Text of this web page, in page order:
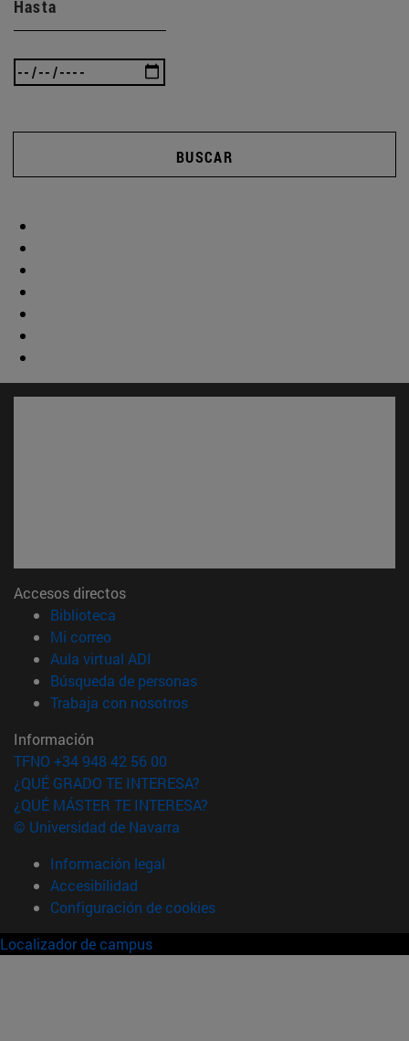
Hasta
BUSCAR
Accesos directos
Biblioteca
Mi correo(abre en nueva ventana)
Aula virtual ADI
Búsqueda de personas(abre en nueva ventana)
Trabaja con nosotros(abre en nueva ventana)
Información
TFNO +34 948 42 56 00
¿QUÉ GRADO TE INTERESA?
¿QUÉ MÁSTER TE INTERESA?
© Universidad de Navarra
Información legal
Accesibilidad
Configuración de cookies
Localizador de campus